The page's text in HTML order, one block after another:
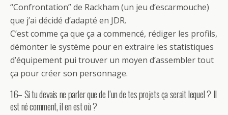
“Confrontation” de Rackham (un jeu d’escarmouche)
que j’ai décidé d’adapté en JDR.
C’est comme ça que ça a commencé, rédiger les profils,
démonter le système pour en extraire les statistiques
d’équipement pui trouver un moyen d’assembler tout
ça pour créer son personnage.
16– Si tu devais ne parler que de l’un de tes projets ça serait lequel ? Il
est né comment, il en est où ?